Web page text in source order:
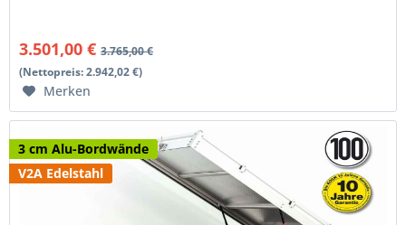
3.501,00 € 3.765,00 €
(Nettopreis: 2.942,02 €)
Merken
3 cm Alu-Bordwände
V2A Edelstahl